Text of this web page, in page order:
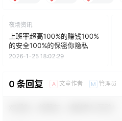
夜场资讯
上班率超高100%的赚钱100%
的安全100%的保密你隐私
2026-1-25 18:02:29
0 条回复 A 文章作者 M 管理员